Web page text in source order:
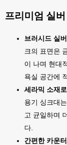
프리미엄 실
브러시드 실
크의 표면은
이 나며 현대
욕실 공간에
세라믹 소재
용기 싱크대
고 균일하며
다.
간편한 카운